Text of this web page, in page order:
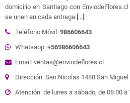
domicilio en Santiago con
se unen en cada entrega. [...]
Teléfono Móvil: 986606643
Whatsapp: +56986606643
Email: ventas@enviodeflores.cl
Dirección: San Nicolas 1480 San
Atención: de lunes a sábado, de 08:00 a